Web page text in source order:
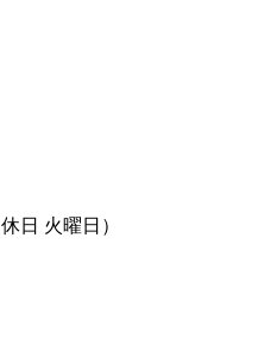
日 火曜日）